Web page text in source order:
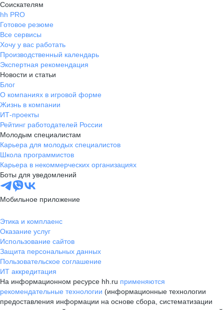
Соискателям
hh PRO
Готовое резюме
Все сервисы
Хочу у вас работать
Производственный календарь
Экспертная рекомендация
Новости и статьи
Блог
О компаниях в игровой форме
Жизнь в компании
ИТ-проекты
Рейтинг работодателей России
Молодым специалистам
Карьера для молодых специалистов
Школа программистов
Карьера в некоммерческих организациях
Боты для уведомлений
Мобильное приложение
Этика и комплаенс
Оказание услуг
Использование сайтов
Защита персональных данных
Пользовательское соглашение
ИТ аккредитация
На информационном ресурсе hh.ru применяются
рекомендательные технологии (информационные технологии
предоставления информации на основе сбора, систематизации